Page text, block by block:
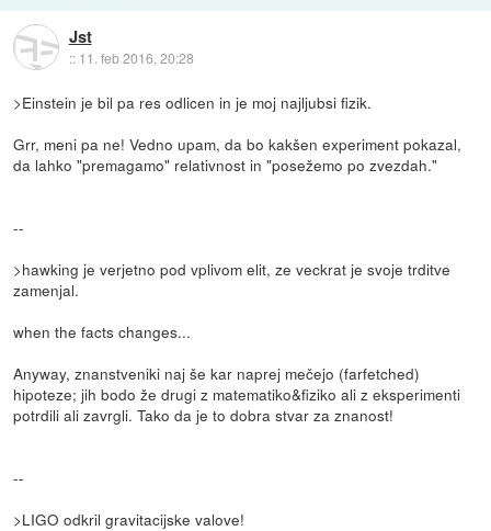
Jst
:: 11. feb 2016, 20:28
>Einstein je bil pa res odlicen in je moj najljubsi fizik.
Grr, meni pa ne! Vedno upam, da bo kakšen experiment pokazal,
da lahko "premagamo" relativnost in "posežemo po zvezdah."
--
>hawking je verjetno pod vplivom elit, ze veckrat je svoje trditve
zamenjal.
when the facts changes...
Anyway, znanstveniki naj še kar naprej mečejo (farfetched)
hipoteze; jih bodo že drugi z matematiko&fiziko ali z eksperimenti
potrdili ali zavrgli. Tako da je to dobra stvar za znanost!
--
>LIGO odkril gravitacijske valove!